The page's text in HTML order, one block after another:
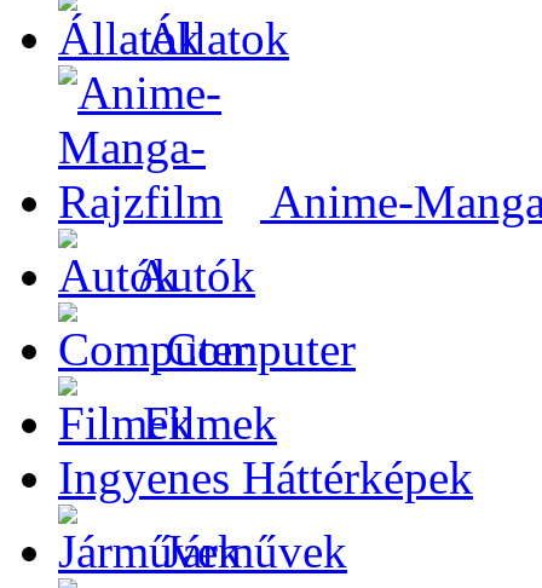
Állatok
Anime-
Autók
Computer
Filmek
Ingyenes Háttérképek
Járművek